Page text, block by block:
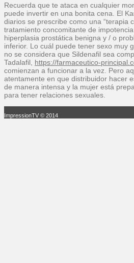
Recuerda que te ataca en cualquier
puede invertir en una bonita cena. El
diarios se prescribe como una “terapia
tratamiento concomitante de
hiperplasia prostática benigna y / o
inferior. Lo cuál puede tener sexo muy
no se considera que Sildenafil sea
Tadalafil, https://farmaceutico-
comienzan a funcionar a la vez. Pero
atentamente en que distribuidor hacer
de manera intensa y la mujer está
para tener relaciones sexuales.
ImpressionTV © 2014